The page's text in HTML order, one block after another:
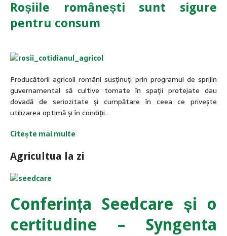
Roșiile românești sunt sigure
pentru consum
Producătorii agricoli români susţinuţi prin programul de sprijin
guvernamental să cultive tomate în spaţii protejate dau
dovadă de seriozitate şi cumpătare în ceea ce priveşte
utilizarea optimă şi în condiţii…
Citește mai multe
Agricultua la zi
Conferința Seedcare și o
certitudine – Syngenta